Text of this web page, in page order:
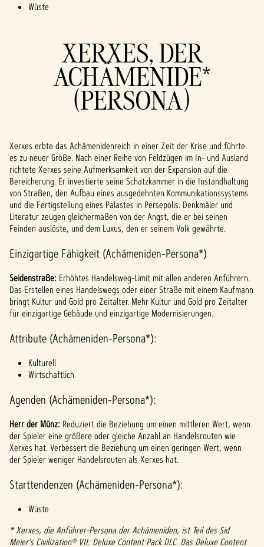
YouTu
e-
Serve
r zu.
Wüste
XERXES, DER
ACHÄMENIDE*
(PERSONA)
Xerxes erbte das Achämenidenreich in einer Zeit der Krise und führte
es zu neuer Größe. Nach einer Reihe von Feldzügen im In- und Ausland
richtete Xerxes seine Aufmerksamkeit von der Expansion auf die
Bereicherung. Er investierte seine Schatzkammer in die Instandhaltung
von Straßen, den Aufbau eines ausgedehnten Kommunikationssystems
und die Fertigstellung eines Palastes in Persepolis. Denkmäler und
Literatur zeugen gleichermaßen von der Angst, die er bei seinen
Feinden auslöste, und dem Luxus, den er seinem Volk gewährte.
Einzigartige Fähigkeit (Achämeniden-Persona*)
Seidenstraße: Erhöhtes Handelsweg-Limit mit allen anderen Anführern.
Das Erstellen eines Handelswegs oder einer Straße mit einem Kaufmann
bringt Kultur und Gold pro Zeitalter. Mehr Kultur und Gold pro Zeitalter
für einzigartige Gebäude und einzigartige Modernisierungen.
Attribute (Achämeniden-Persona*):
Kulturell
Wirtschaftlich
Agenden (Achämeniden-Persona*):
Herr der Münz: Reduziert die Beziehung um einen mittleren Wert, wenn
der Spieler eine größere oder gleiche Anzahl an Handelsrouten wie
Xerxes hat. Verbessert die Beziehung um einen geringen Wert, wenn
der Spieler weniger Handelsrouten als Xerxes hat.
Starttendenzen (Achämeniden-Persona*):
Wüste
* Xerxes, die Anführer-Persona der Achämeniden, ist Teil des Sid
Meier's Civilization® VII: Deluxe Content Pack DLC. Das Deluxe Content